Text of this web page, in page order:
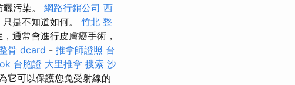
污染。 網路行銷公司 西
只是不知道如何。 竹北 整
通常會進行皮膚癌手術，
骨 dcard - 推拿師證照 台
台胞證 大里推拿 搜索 沙
它可以保護您免受射線的